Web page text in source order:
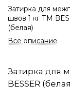
Затирка для
швов 1 кг ТМ
(белая)
Все описание
Затирка для
BESSER